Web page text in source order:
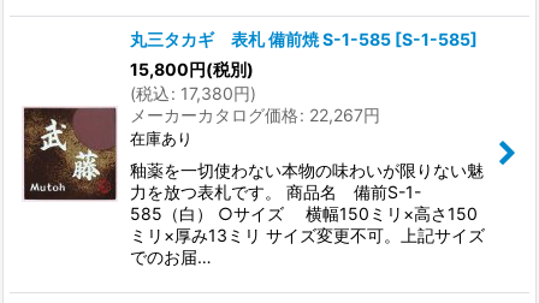
丸三タカギ 表札 備前焼 S-1-585 [S-1-585]
15,800円(税別)
(税込: 17,380円)
メーカーカタログ価格: 22,267円
在庫あり
釉薬を一切使わない本物の味わいが限りない魅
力を放つ表札です。 商品名 備前S-1-
585（白） ○サイズ 横幅150ミリ×高さ150
ミリ×厚み13ミリ サイズ変更不可。上記サイズ
でのお届…